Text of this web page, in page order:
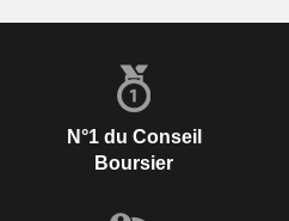
N°1 du Conseil
Boursier